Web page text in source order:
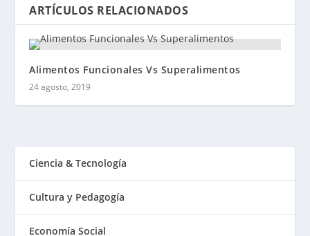
ARTÍCULOS RELACIONADOS
Alimentos Funcionales Vs Superalimentos
24 agosto, 2019
Ciencia & Tecnología
Cultura y Pedagogía
Economía Social